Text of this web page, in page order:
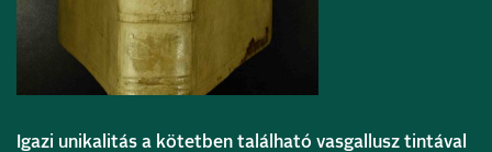
Igazi unikalitás a kötetben található vasgallusz tintával